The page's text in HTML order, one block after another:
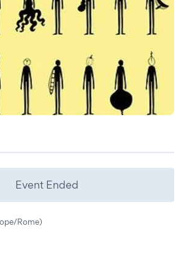
Event Ended
Rome)